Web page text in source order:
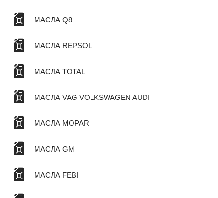
МАСЛА Q8
МАСЛА REPSOL
МАСЛА TOTAL
МАСЛА VAG VOLKSWAGEN AUDI
МАСЛА MOPAR
МАСЛА GM
МАСЛА FEBI